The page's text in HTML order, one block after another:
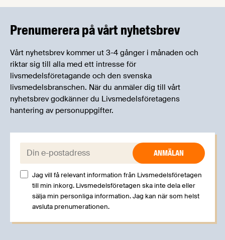
Prenumerera på vårt nyhetsbrev
Vårt nyhetsbrev kommer ut 3-4 gånger i månaden och
riktar sig till alla med ett intresse för
livsmedelsföretagande och den svenska
livsmedelsbranschen. När du anmäler dig till vårt
nyhetsbrev godkänner du Livsmedelsföretagens
hantering av personuppgifter.
E-post:
Jag vill få relevant information från Livsmedelsföretagen
till min inkorg. Livsmedelsföretagen ska inte dela eller
sälja min personliga information. Jag kan när som helst
avsluta prenumerationen.